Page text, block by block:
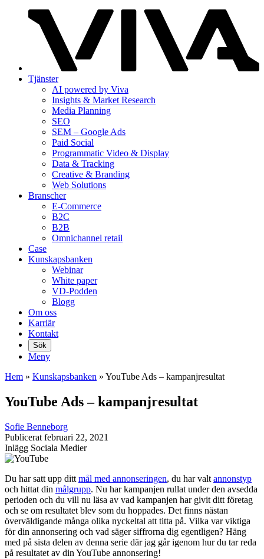
Tjänster
AI powered by Viva
Insights & Market Research
Media Planning
SEO
SEM – Google Ads
Paid Social
Programmatic Video & Display
Data & Tracking
Creative & Branding
Web Solutions
Branscher
E-Commerce
B2C
B2B
Omnichannel retail
Case
Kunskaps­banken
Webinar
White paper
VD-Podden
Blogg
Om oss
Karriär
Kontakt
Sök
Meny
Hem » Kunskaps­banken » YouTube Ads – kampanjresultat
YouTube Ads – kampanjresultat
Sofie Benneborg
Publicerat februari 22, 2021
Inlägg Sociala Medier
Du har satt upp ditt mål med annonseringen, du har valt annonstyp
och hittat din målgrupp. Nu har kampanjen rullat under den avsedda
perioden och du vill nu läsa av vad kampanjen har givit ditt företag
och se om resultatet blev som du hoppades. Det finns nästan
överväldigande många olika nyckeltal att titta på. Vilka var viktiga
för din annonsering och vad säger siffrorna dig egentligen? Häng
med på sista delen av denna serie där jag går igenom hur du tar reda
på resultatet av din YouTube annonsering!